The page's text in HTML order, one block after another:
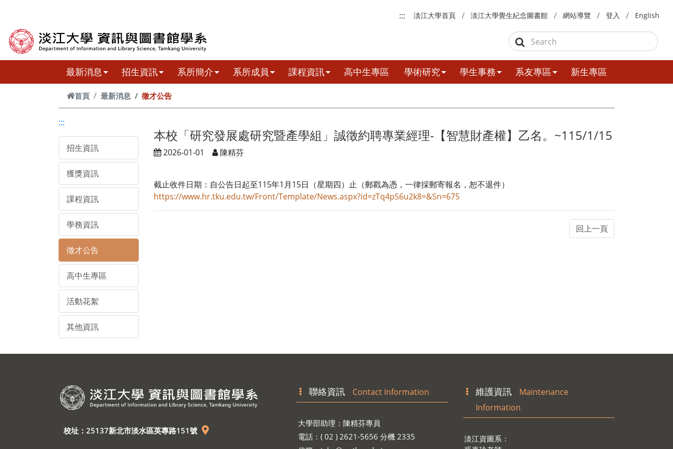
:::
淡江大學首頁 淡江大學覺生紀念圖書館 網站導覽 登入 English
最新消息 招生資訊 系所簡介 系所成員 課程資訊 高中生專區 學術研究 學生事務 系友專區 新生專區
首頁 最新消息 徵才公告
:::
招生資訊
獲獎資訊
課程資訊
學務資訊
徵才公告
高中生專區
活動花絮
其他資訊
本校「研究發展處研究暨產學組」誠徵約聘專業經理-【智慧財產權】乙名。~115/1/15
2026-01-01 陳精芬
截止收件日期：自公告日起至115年1月15日（星期四）止（郵戳為憑，一律採郵寄報名，恕不退件）
https://www.hr.tku.edu.tw/Front/Template/News.aspx?id=zTq4pS6u2k8=&Sn=675
校址：25137新北市淡水區英專路151號
聯絡資訊 Contact Information
大學部助理：陳精芬專員
電話：( 02 ) 2621-5656 分機 2335
維護資訊
Maintenance
Information
淡江資圖系：